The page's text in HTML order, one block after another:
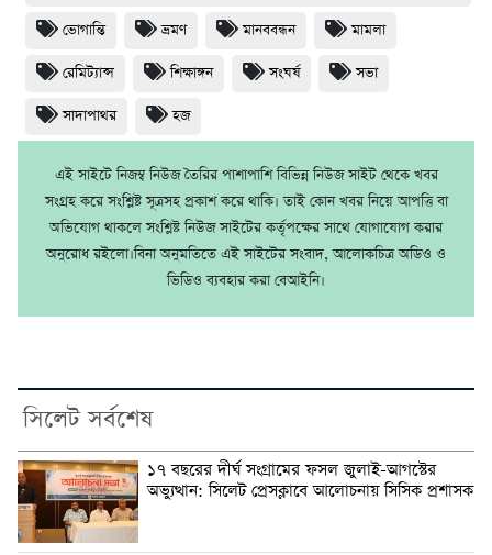
ভোগান্তি ভ্রমণ মানববন্ধন মামলা
রেমিট্যান্স শিক্ষাঙ্গন সংঘর্ষ সভা
সাদাপাথর হজ
এই সাইটে নিজম্ব নিউজ তৈরির পাশাপাশি বিভিন্ন নিউজ সাইট থেকে খবর
সংগ্রহ করে সংশ্লিষ্ট সূত্রসহ প্রকাশ করে থাকি। তাই কোন খবর নিয়ে আপত্তি বা
অভিযোগ থাকলে সংশ্লিষ্ট নিউজ সাইটের কর্তৃপক্ষের সাথে যোগাযোগ করার
অনুরোধ রইলো।বিনা অনুমতিতে এই সাইটের সংবাদ, আলোকচিত্র অডিও ও
ভিডিও ব্যবহার করা বেআইনি।
সিলেট সর্বশেষ
১৭ বছরের দীর্ঘ সংগ্রামের ফসল জুলাই-আগস্টের
অভ্যুত্থান: সিলেট প্রেসক্লাবে আলোচনায় সিসিক প্রশাসক